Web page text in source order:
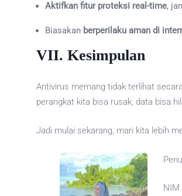
Aktifkan fitur proteksi real-time,
Biasakan berperilaku aman di
VII. Kesimpulan
Antivirus memang tidak terlihat
perangkat kita bisa rusak, data bisa
Jadi mulai sekarang, mari kita lebih
NIM